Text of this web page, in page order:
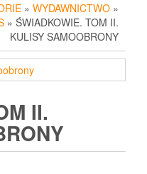
» WYDAWNICTWO »
» ŚWIADKOWIE. TOM II.
KULISY SAMOOBRONY
II.